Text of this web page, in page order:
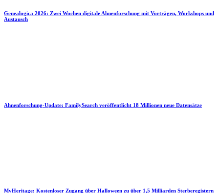
Genealogica 2026: Zwei Wochen digitale Ahnenforschung mit Vorträgen, Workshops und
Austausch
Ahnenforschung-Update: FamilySearch veröffentlicht 18 Millionen neue Datensätze
MyHeritage: Kostenloser Zugang über Halloween zu über 1,5 Milliarden Sterberegistern